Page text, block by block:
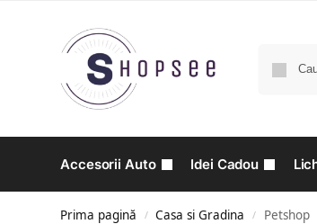
Accesorii Auto Idei Cadou
Prima pagină / Casa si Gradina / Petshop